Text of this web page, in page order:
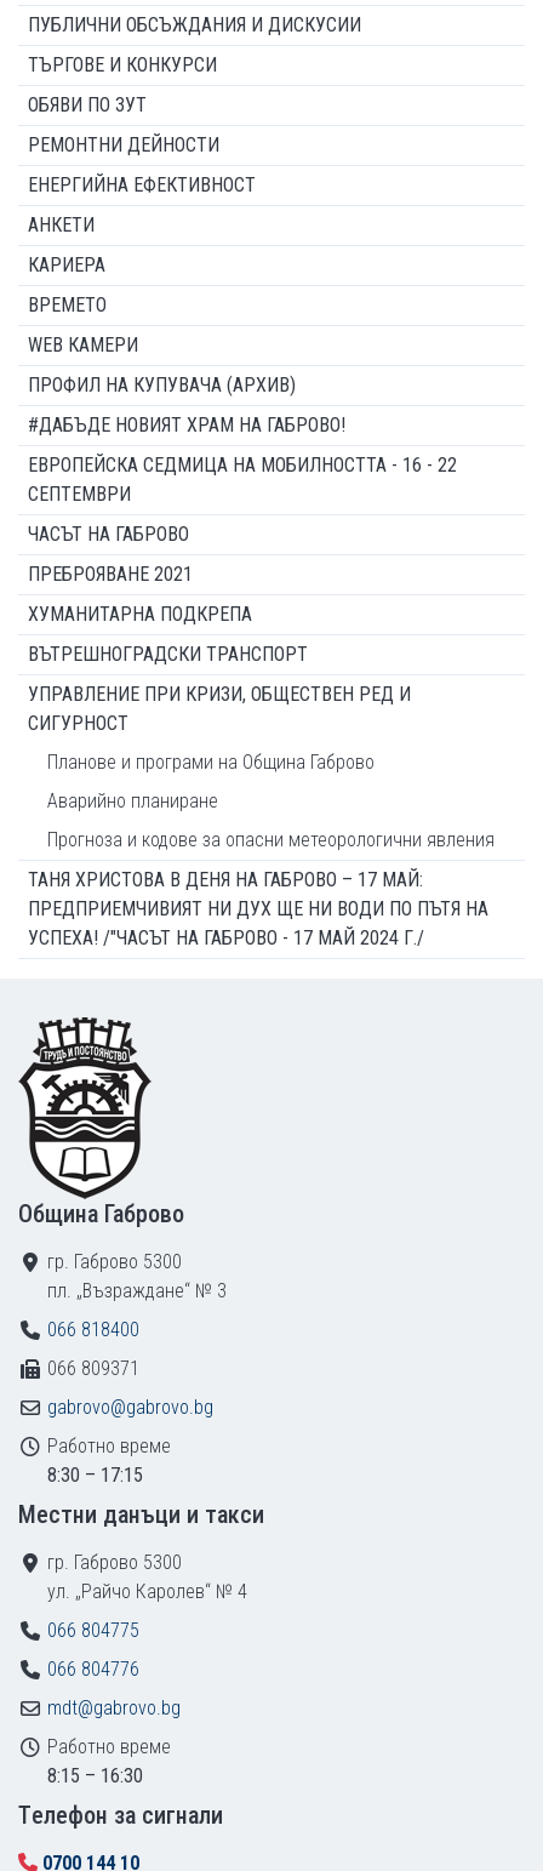
ПУБЛИЧНИ ОБСЪЖДАНИЯ И ДИСКУСИИ
ТЪРГОВЕ И КОНКУРСИ
ОБЯВИ ПО ЗУТ
РЕМОНТНИ ДЕЙНОСТИ
ЕНЕРГИЙНА ЕФЕКТИВНОСТ
АНКЕТИ
КАРИЕРА
ВРЕМЕТО
WEB КАМЕРИ
ПРОФИЛ НА КУПУВАЧА (АРХИВ)
#ДАБЪДЕ НОВИЯТ ХРАМ НА ГАБРОВО!
ЕВРОПЕЙСКА СЕДМИЦА НА МОБИЛНОСТТА - 16 - 22
СЕПТЕМВРИ
ЧАСЪТ НА ГАБРОВО
ПРЕБРОЯВАНЕ 2021
ХУМАНИТАРНА ПОДКРЕПА
ВЪТРЕШНОГРАДСКИ ТРАНСПОРТ
УПРАВЛЕНИЕ ПРИ КРИЗИ, ОБЩЕСТВЕН РЕД И
СИГУРНОСТ
Планове и програми на Община Габрово
Аварийно планиране
Прогноза и кодове за опасни метеорологични явления
ТАНЯ ХРИСТОВА В ДЕНЯ НА ГАБРОВО – 17 МАЙ:
ПРЕДПРИЕМЧИВИЯТ НИ ДУХ ЩЕ НИ ВОДИ ПО ПЪТЯ НА
УСПЕХА! /"ЧАСЪТ НА ГАБРОВО - 17 МАЙ 2024 Г./
Footer
Община Габрово
гр. Габрово 5300
пл. „Възраждане“ № 3
066 818400
066 809371
gabrovo@gabrovo.bg
Работно време
8:30 – 17:15
Местни данъци и такси
гр. Габрово 5300
ул. „Райчо Каролев“ № 4
066 804775
066 804776
mdt@gabrovo.bg
Работно време
8:15 – 16:30
Tелефон за сигнали
0700 144 10